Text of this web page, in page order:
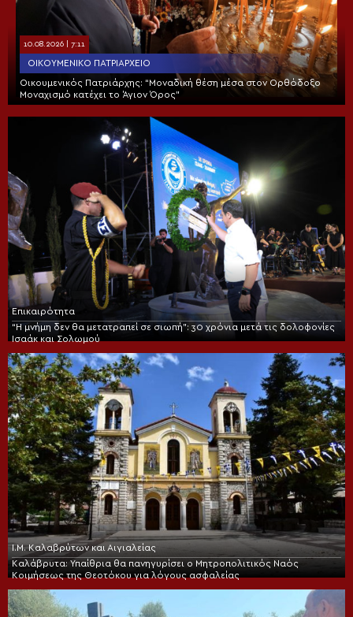
10.08.2026 | 7:11
ΟΙΚΟΥΜΕΝΙΚΌ ΠΑΤΡΙΑΡΧΕΊΟ
Οικουμενικός Πατριάρχης: “Μοναδική θέση μέσα στον Ορθόδοξο
Μοναχισμό κατέχει το Άγιον Όρος”
Επικαιρότητα
“Η μνήμη δεν θα μετατραπεί σε σιωπή”: 30 χρόνια μετά τις δολοφονίες
Ισαάκ και Σολωμού
Ι.Μ. Καλαβρύτων και Αιγιαλείας
Καλάβρυτα: Υπαίθρια θα πανηγυρίσει ο Μητροπολιτικός Ναός
Κοιμήσεως της Θεοτόκου για λόγους ασφαλείας